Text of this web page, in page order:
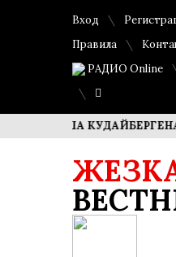
Вход
Правила
РАДИО Online
КУДАЙБЕРГЕНА